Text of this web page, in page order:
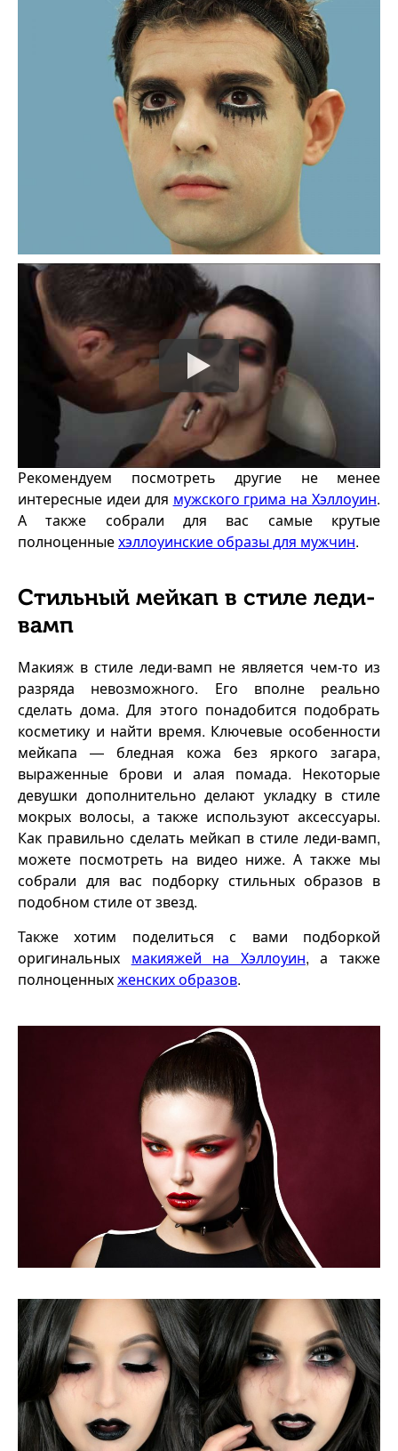
Рекомендуем посмотреть другие не менее
интересные идеи для мужского грима на Хэллоуин.
А также собрали для вас самые крутые
полноценныехэллоуинские образы для мужчин.
Стильный мейкап в стиле леди-
вамп
Макияж в стиле леди-вамп не является чем-то из
разряда невозможного. Его вполне реально
сделать дома. Для этого понадобится подобрать
косметику и найти время. Ключевые особенности
мейкапа — бледная кожа без яркого загара,
выраженные брови и алая помада. Некоторые
девушки дополнительно делают укладку в стиле
мокрых волосы, а также используют аксессуары.
Как правильно сделать мейкап в стиле леди-вамп,
можете посмотреть на видео ниже. А также мы
собрали для вас подборку стильных образов в
подобном стиле от звезд.
Также хотим поделиться с вами подборкой
оригинальных макияжей на Хэллоуин, а также
полноценныхженских образов.